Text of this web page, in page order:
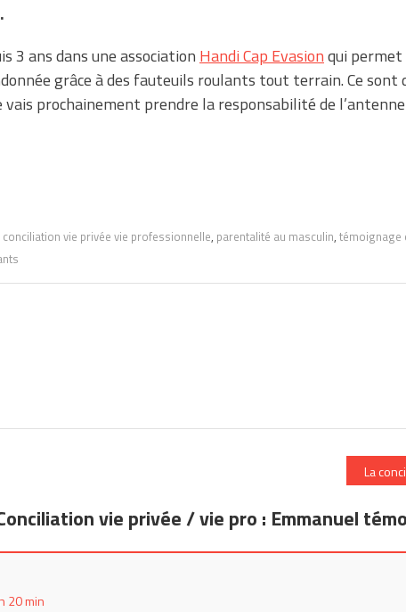
3 ans dans une association Handi Cap Evasionqui permet
grâce à des fauteuils roulants tout terrain. Ce sont
prochainement prendre la responsabilité de l’antenne
vie privée vie professionnelle, parentalité au masculin, témoignage
leurs salariés à entreprendre La
vie privée / vie pro : Emmanuel
20 min